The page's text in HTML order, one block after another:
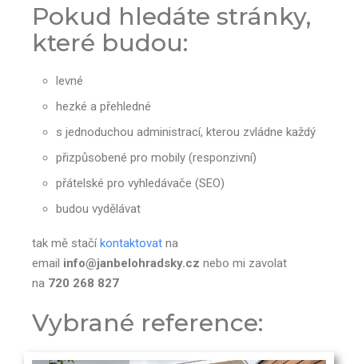
Pokud hledáte stránky,
které budou:
levné
hezké a přehledné
s jednoduchou administrací, kterou zvládne každý
přizpůsobené pro mobily (responzivní)
přátelské pro vyhledávače (SEO)
budou vydělávat
tak mě stačíkontaktovat na
email info@janbelohradsky.cz nebo mi zavolat
na 720 268 827
Vybrané reference: